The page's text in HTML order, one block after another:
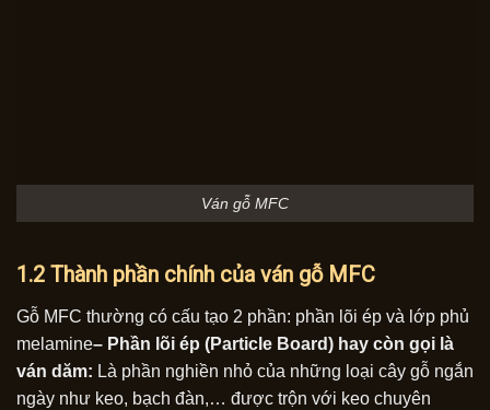
Ván gỗ MFC
1.2 Thành phần chính của ván gỗ MFC
Gỗ MFC thường có cấu tạo 2 phần: phần lõi ép và lớp phủ
melamine– Phần lõi ép (Particle Board) hay còn gọi là
ván dăm: Là phần nghiền nhỏ của những loại cây gỗ ngắn
ngày như keo, bạch đàn,… được trộn với keo chuyên